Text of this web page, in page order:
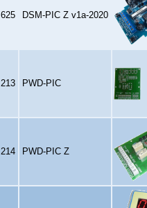
625 DSM‑PIC Z v1a‑2020
213 PWD‑PIC
214 PWD‑PIC Z